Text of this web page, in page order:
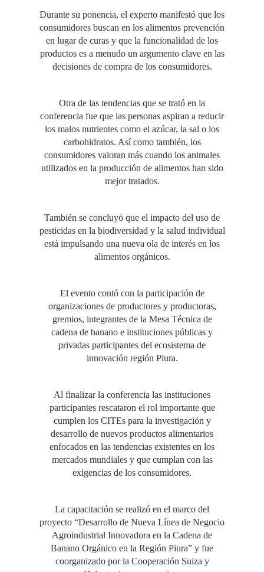
Durante su ponencia, el experto manifestó que los
consumidores buscan en los alimentos prevención
en lugar de curas y que la funcionalidad de los
productos es a menudo un argumento clave en las
decisiones de compra de los consumidores.
Otra de las tendencias que se trató en la
conferencia fue que las personas aspiran a reducir
los malos nutrientes como el azúcar, la sal o los
carbohidratos. Así como también, los
consumidores valoran más cuando los animales
utilizados en la producción de alimentos han sido
mejor tratados.
También se concluyó que el impacto del uso de
pesticidas en la biodiversidad y la salud individual
está impulsando una nueva ola de interés en los
alimentos orgánicos.
El evento contó con la participación de
organizaciones de productores y productoras,
gremios, integrantes de la Mesa Técnica de
cadena de banano e instituciones públicas y
privadas participantes del ecosistema de
innovación región Piura.
Al finalizar la conferencia las instituciones
participantes rescataron el rol importante que
cumplen los CITEs para la investigación y
desarrollo de nuevos productos alimentarios
enfocados en las tendencias existentes en los
mercados mundiales y que cumplan con las
exigencias de los consumidores.
La capacitación se realizó en el marco del
proyecto “Desarrollo de Nueva Línea de Negocio
Agroindustrial Innovadora en la Cadena de
Banano Orgánico en la Región Piura” y fue
coorganizado por la Cooperación Suiza y